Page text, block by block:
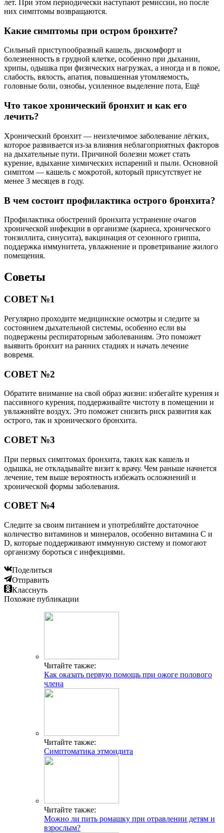
лет. При этом периодически наступают ремиссии, но после
них симптомы возвращаются.
Какие симптомы при остром бронхите?
Сильный приступообразный кашель, дискомфорт и
болезненность в грудной клетке, особенно при дыхании,
хрипы, одышка при физических нагрузках, а иногда и в покое,
слабость, вялость, апатия, повышенная утомляемость,
головные боли, ознобы, усиленное выделение пота, Ещё
Что такое хронический бронхит и как его
лечить?
Хронический бронхит — неизлечимое заболевание лёгких,
которое развивается из-за влияния неблагоприятных факторов
на дыхательные пути. Причиной болезни может стать
курение, вдыхание химических испарений и пыли. Основной
симптом — кашель с мокротой, который присутствует не
менее 3 месяцев в году.
В чем состоит профилактика острого бронхита?
Профилактика обострений бронхита устранение очагов
хронической инфекции в организме (кариеса, хронического
тонзиллита, синусита), вакцинация от сезонного гриппа,
поддержка иммунитета, увлажнение и проветривание жилого
помещения.
Советы
СОВЕТ №1
Регулярно проходите медицинские осмотры и следите за
состоянием дыхательной системы, особенно если вы
подвержены респираторным заболеваниям. Это поможет
выявить бронхит на ранних стадиях и начать лечение
вовремя.
СОВЕТ №2
Обратите внимание на свой образ жизни: избегайте курения и
пассивного курения, поддерживайте чистоту в помещении и
увлажняйте воздух. Это поможет снизить риск развития как
острого, так и хронического бронхита.
СОВЕТ №3
При первых симптомах бронхита, таких как кашель и
одышка, не откладывайте визит к врачу. Чем раньше начнется
лечение, тем выше вероятность избежать осложнений и
хронической формы заболевания.
СОВЕТ №4
Следите за своим питанием и употребляйте достаточное
количество витаминов и минералов, особенно витамина C и
D, которые поддерживают иммунную систему и помогают
организму бороться с инфекциями.
Поделиться
Отправить
Класснуть
Похожие публикации
Читайте также:
Как оказать первую помощь при ожоге полового
члена
Читайте также:
Симптоматика этмоидита
Читайте также:
Можно ли пить ромашку при отравлении детям и
взрослым?